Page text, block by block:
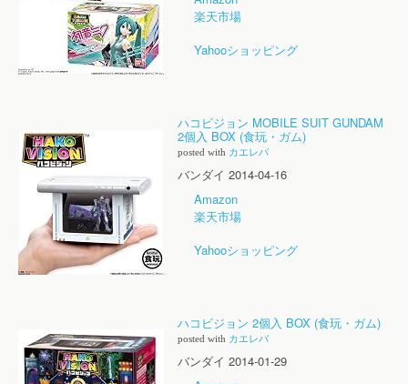
楽天市場
Yahooショッピング
ハコビジョン MOBILE SUIT GUNDAM
2個入 BOX (食玩・ガム)
posted with カエレバ
バンダイ 2014-04-16
Amazon
楽天市場
Yahooショッピング
ハコビジョン 2個入 BOX (食玩・ガム)
posted with カエレバ
バンダイ 2014-01-29